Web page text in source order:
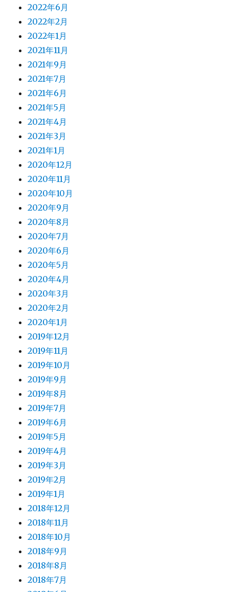
2022年6月
2022年2月
2022年1月
2021年11月
2021年9月
2021年7月
2021年6月
2021年5月
2021年4月
2021年3月
2021年1月
2020年12月
2020年11月
2020年10月
2020年9月
2020年8月
2020年7月
2020年6月
2020年5月
2020年4月
2020年3月
2020年2月
2020年1月
2019年12月
2019年11月
2019年10月
2019年9月
2019年8月
2019年7月
2019年6月
2019年5月
2019年4月
2019年3月
2019年2月
2019年1月
2018年12月
2018年11月
2018年10月
2018年9月
2018年8月
2018年7月